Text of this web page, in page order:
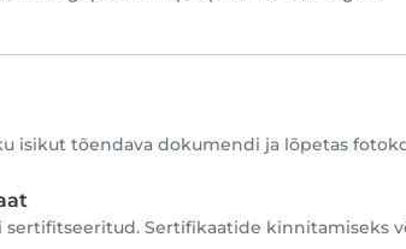
isikut tõendava dokumendi ja lõpetas
sertifitseeritud. Sertifikaatide kinnitamiseks